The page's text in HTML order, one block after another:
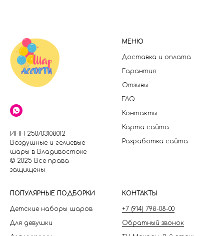
ИНН 250703108012
Воздушные и гелиевые
шары в Владивостоке
© 2025 Все права
защищены
МЕНЮ
Доставка и оплата
Гарантия
Отзывы
FAQ
Контакты
Карта сайта
Разработка сайта
ПОПУЛЯРНЫЕ ПОДБОРКИ
Детские наборы шаров
Для девушки
КОНТАКТЫ
+7 (914) 798-08-00
Обратный звонок